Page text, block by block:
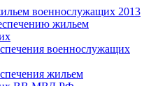
военнослужащих 2013
жильем
военнослужащих
жильем